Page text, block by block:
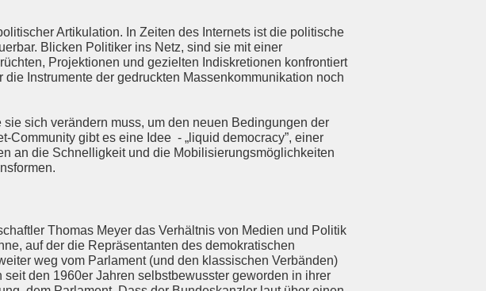
Artikulation. In Zeiten des Internets ist die politische
Blicken Politiker ins Netz, sind sie mit einer
Projektionen und gezielten Indiskretionen konfrontiert
Instrumente der gedruckten Massenkommunikation noch
sich verändern muss, um den neuen Bedingungen der
Community gibt es eine Idee - „liquid democracy”, einer
an die Schnelligkeit und die Mobilisierungsmöglichkeiten
Thomas Meyer das Verhältnis von Medien und Politik
auf der die Repräsentanten des demokratischen
weg vom Parlament (und den klassischen Verbänden)
den 1960er Jahren selbstbewusster geworden in ihrer